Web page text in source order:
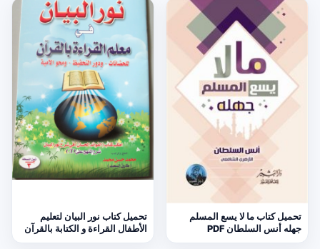
تحميل كتاب ما لا يسع المسلم
جهله أنس السلطان PDF
تحميل كتاب نور البيان لتعليم
الأطفال القراءة و الكتابة بالقرآن